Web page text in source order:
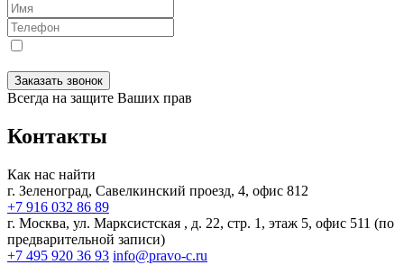
Заказать звонок
Всегда на защите Ваших прав
Контакты
Как нас найти
г. Зеленоград, Савелкинский проезд, 4, офис 812
+7 916 032 86 89
г. Москва, ул. Марксистская , д. 22, стр. 1, этаж 5, офис 511 (по
предварительной записи)
+7 495 920 36 93 info@pravo-c.ru